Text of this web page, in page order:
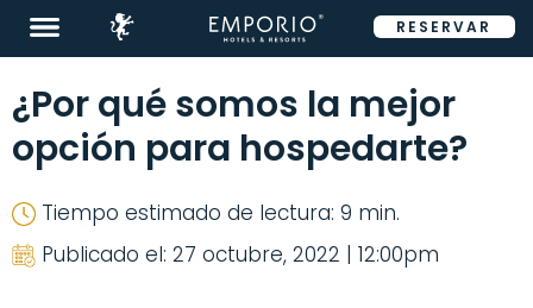
Destinos
ENG
RESERVAR
¿Por qué somos la mejor
opción para hospedarte?
Tiempo estimado de lectura: 9 min.
Publicado el: 27 octubre, 2022 | 12:00pm